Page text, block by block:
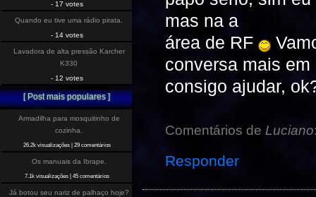
mas na a
área de RF
conversa mais
consigo ajudar,
Comentários de Luciano
Responder
- 17 votes
Quando eu tive uma rádio pirata.
- 14 votes
Lavadora de alta pressão Karcher
K330
- 12 votes
[ Post mais populares ]
Armadilha para mosquitinho de
cozinha.
26.2k visualizações| 29 comentários
Os manuais da Ibrape.
7.1k visualizações| 45 comentários
Já botou seu nariz de palhaço hoje?